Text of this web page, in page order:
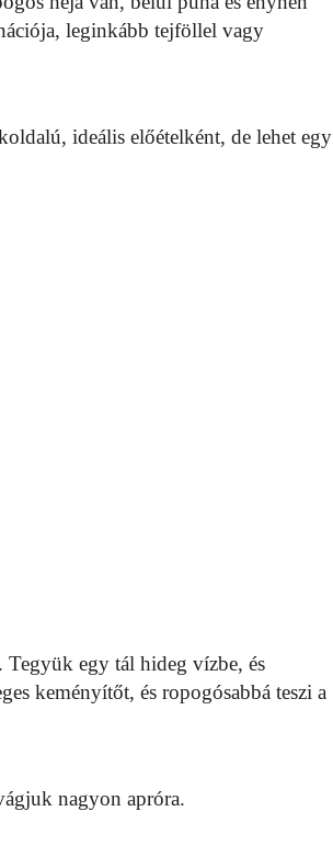
leginkább tejföllel vagy
ideális előételként, de lehet egy
egy tál hideg vízbe, és
keményítőt, és ropogósabbá teszi a
nagyon apróra.